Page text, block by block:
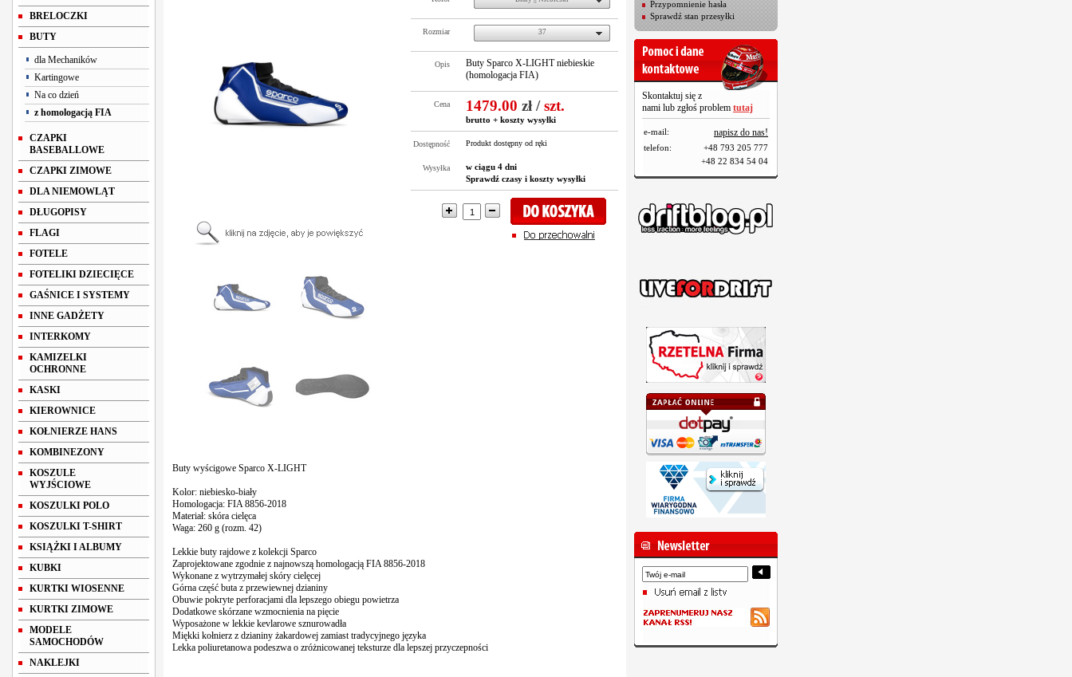
BRELOCZKI
BUTY
dla Mechaników
Kartingowe
Na co dzień
z homologacją FIA
CZAPKI
BASEBALLOWE
CZAPKI ZIMOWE
DLA NIEMOWLĄT
DŁUGOPISY
FLAGI
FOTELE
FOTELIKI DZIECIĘCE
GAŚNICE I SYSTEMY
INNE GADŻETY
INTERKOMY
KAMIZELKI
OCHRONNE
KASKI
KIEROWNICE
KOŁNIERZE HANS
KOMBINEZONY
KOSZULE
WYJŚCIOWE
KOSZULKI POLO
KOSZULKI T-SHIRT
KSIĄŻKI I ALBUMY
KUBKI
KURTKI WIOSENNE
KURTKI ZIMOWE
MODELE
SAMOCHODÓW
NAKLEJKI
Rozmiar 37
Opis
Buty Sparco X-LIGHT niebieskie
(homologacja FIA)
Cena 1479.00 zł/szt.
brutto + koszty wysyłki
Dostępność Produkt dostępny od ręki
Wysyłka
w ciągu 4 dni
Sprawdź czasy i koszty wysyłki
Buty wyścigowe Sparco X-LIGHT
Kolor: niebiesko-biały
Homologacja: FIA 8856-2018
Materiał: skóra cielęca
Waga: 260 g (rozm. 42)
Lekkie buty rajdowe z kolekcji Sparco
Zaprojektowane zgodnie z najnowszą homologacją FIA 8856-2018
Wykonane z wytrzymałej skóry cielęcej
Górna część buta z przewiewnej dzianiny
Obuwie pokryte perforacjami dla lepszego obiegu powietrza
Dodatkowe skórzane wzmocnienia na pięcie
Wyposażone w lekkie kevlarowe sznurowadła
Miękki kołnierz z dzianiny żakardowej zamiast tradycyjnego języka
Lekka poliuretanowa podeszwa o zróżnicowanej teksturze dla lepszej przyczepności
Przypomnienie hasła
Sprawdź stan przesyłki
Skontaktuj się z
nami lub zgłoś problem tutaj
e-mail: napisz do nas!
telefon:
+48 793 205 777
+48 22 834 54 04